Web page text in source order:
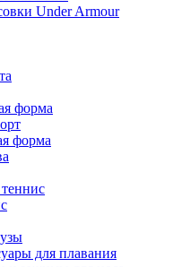
Under Armour
форма
форма
для плавания